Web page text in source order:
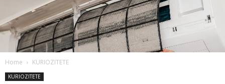
Home KURIOZITETE
KURIOZITETE